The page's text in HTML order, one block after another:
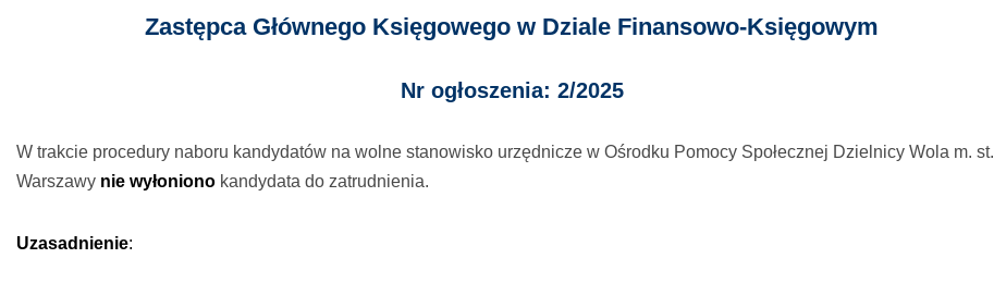
Zastępca Głównego Księgowego w Dziale Finansowo-Księgowym
Nr ogłoszenia: 2/2025
W trakcie procedury naboru kandydatów na wolne stanowisko urzędnicze w Ośrodku Pomocy Społecznej Dzielnicy Wola m. st.
Warszawy nie wyłoniono kandydata do zatrudnienia.
Uzasadnienie: